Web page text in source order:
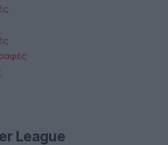
League